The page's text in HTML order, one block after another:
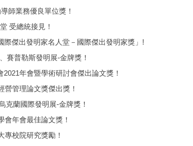
師業務優良單位獎！
受總統接見！
際傑出發明家名人堂－國際傑出發明家獎」!
賽普勒斯發明展-金牌獎！
年會暨學術研討會傑出論文獎！
營管理論文獎傑出獎！
克蘭國際發明展-金牌獎！
會年會最佳論文獎！
專校院研究獎勵！